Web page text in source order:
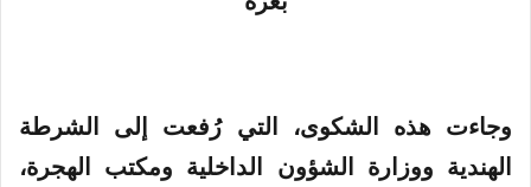
وجاءت هذه الشكوى، التي رُفعت إلى الشرطة
الهندية ووزارة الشؤون الداخلية ومكتب الهجرة،